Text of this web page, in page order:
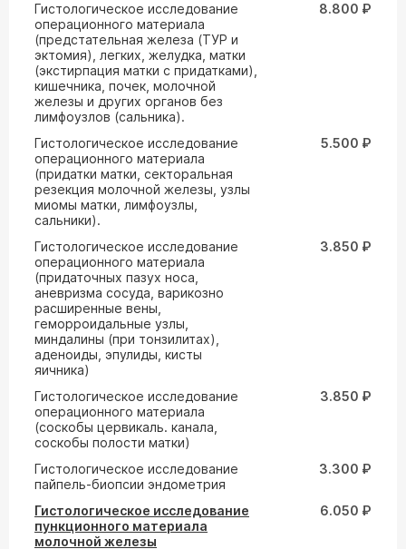
Гистологическое исследование
операционного материала
(предстательная железа (ТУР и
эктомия), легких, желудка, матки
(экстирпация матки с придатками),
кишечника, почек, молочной
железы и других органов без
лимфоузлов (сальника).
8.800 ₽
Гистологическое исследование
операционного материала
(придатки матки, секторальная
резекция молочной железы, узлы
миомы матки, лимфоузлы,
сальники).
5.500 ₽
Гистологическое исследование
операционного материала
(придаточных пазух носа,
аневризма сосуда, варикозно
расширенные вены,
геморроидальные узлы,
миндалины (при тонзилитах),
аденоиды, эпулиды, кисты
яичника)
3.850 ₽
Гистологическое исследование
операционного материала
(соскобы цервикаль. канала,
соскобы полости матки)
3.850 ₽
Гистологическое исследование
пайпель-биопсии эндометрия
3.300 ₽
Гистологическое исследование
пункционного материала
молочной железы
6.050 ₽